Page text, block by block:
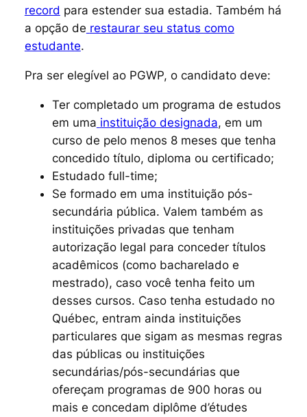
record para estender sua estadia. Também há
a opção de restaurar seu status como
estudante.
Pra ser elegível ao PGWP, o candidato deve:
Ter completado um programa de estudos
em uma instituição designada, em um
curso de pelo menos 8 meses que tenha
concedido título, diploma ou certificado;
Estudado full-time;
Se formado em uma instituição pós-
secundária pública. Valem também as
instituições privadas que tenham
autorização legal para conceder títulos
acadêmicos (como bacharelado e
mestrado), caso você tenha feito um
desses cursos. Caso tenha estudado no
Québec, entram ainda instituições
particulares que sigam as mesmas regras
das públicas ou instituições
secundárias/pós-secundárias que
ofereçam programas de 900 horas ou
mais e concedam diplôme d’études